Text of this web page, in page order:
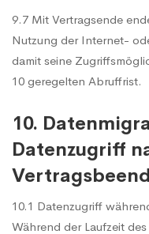
9.7 Mit Vertragsende
Nutzung der Internet-
damit seine
10 geregelten Abruffrist.
10.
Datenzugriff
10.1 Datenzugriff
Während der Laufzeit